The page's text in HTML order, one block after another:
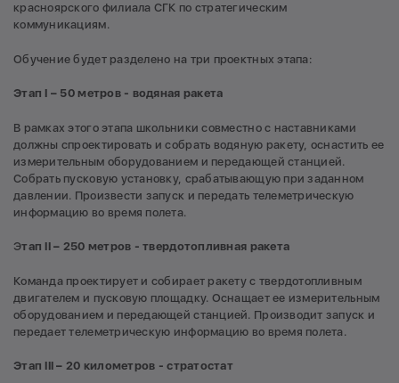
красноярского филиала СГК по стратегическим
коммуникациям.
Обучение будет разделено на три проектных этапа:
Этап I – 50 метров - водяная ракета
В рамках этого этапа школьники совместно с наставниками
должны спроектировать и собрать водяную ракету, оснастить ее
измерительным оборудованием и передающей станцией.
Собрать пусковую установку, срабатывающую при заданном
давлении. Произвести запуск и передать телеметрическую
информацию во время полета.
Этап II – 250 метров - твердотопливная ракета
Команда проектирует и собирает ракету с твердотопливным
двигателем и пусковую площадку. Оснащает ее измерительным
оборудованием и передающей станцией. Производит запуск и
передает телеметрическую информацию во время полета.
Этап III – 20 километров - стратостат